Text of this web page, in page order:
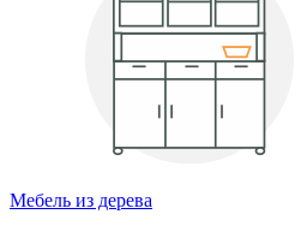
Мебель из дерева